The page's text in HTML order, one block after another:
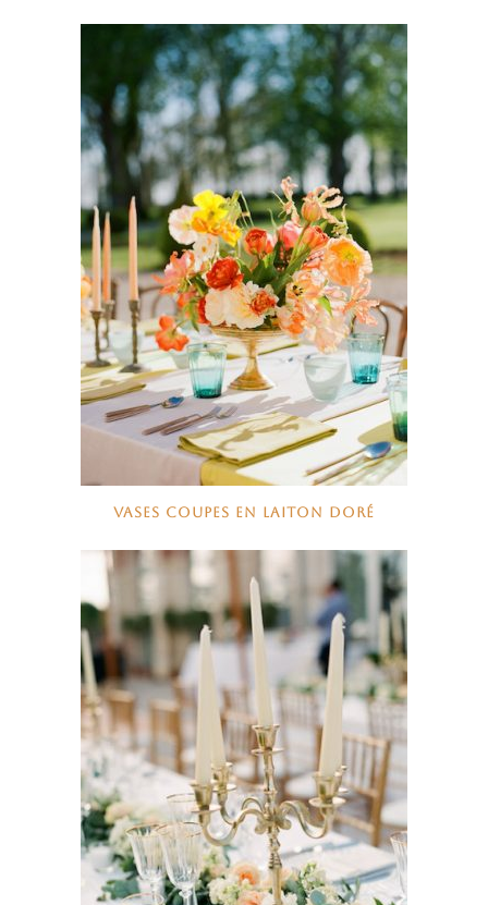
VASES COUPES EN LAITON DORÉ